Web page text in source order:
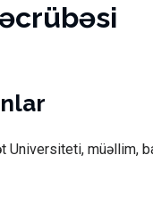
Universiteti, müəllim,